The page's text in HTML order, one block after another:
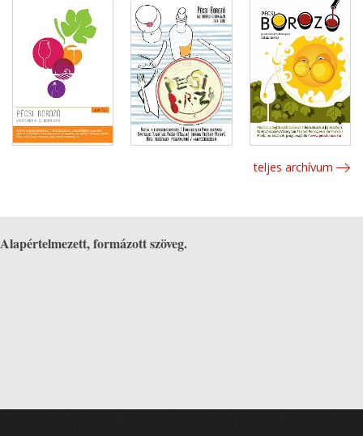
teljes archívum
Alapértelmezett, formázott szöveg.